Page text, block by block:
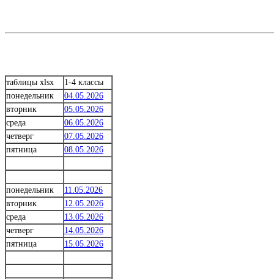
таблицы xlsx
1-4 классы
понедельник
04.05.2026
вторник
05.05.2026
среда
06.05.2026
четверг
07.05.2026
пятница
08.05.2026
понедельник
11.05.2026
вторник
12.05.2026
среда
13.05.2026
четверг
14.05.2026
пятница
15.05.2026